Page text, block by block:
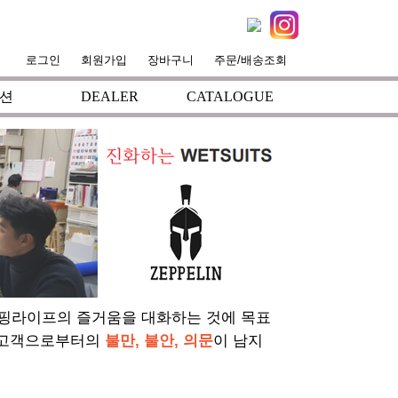
로그인 회원가입 장바구니 주문/배송조회
DEALER CATALOGUE
라이프의 즐거움을 대화하는 것에 목표
객으로부터의 불만, 불안, 의문이 남지